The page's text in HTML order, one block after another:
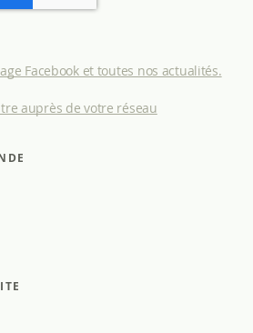
Facebook et toutes nos actualités.
auprès de votre réseau